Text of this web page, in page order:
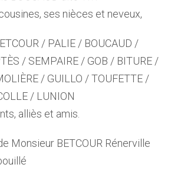
ses nièces et neveux,
/ PALIE / BOUCAUD /
/ SEMPAIRE / GOB / BITURE /
/ GUILLO / TOUFETTE /
/ LUNION
alliès et amis.
Monsieur BETCOUR Rénerville